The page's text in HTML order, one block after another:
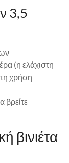
3,5
(η ελάχιστη
χρήση
βρείτε
βινιέτα